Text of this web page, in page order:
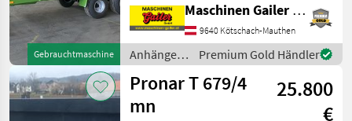
Gebrauchtmaschine
Planenaufbau,
Automatische Rückwand,
Hydraulische
Bordwandverriegelung,
Plane Neumaschine mit
folgender
Maschinen Gailer GmbH
9640 Kötschach-Mauthen
Anhänger /
Pronar
Premium Gold Händler
Pronar T 679/4
mn
25.800
€